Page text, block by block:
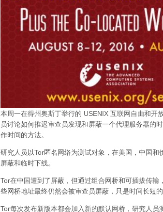
本周一在得州奥斯丁举行的 USENIX 互联网自由和开
员讨论如何推迟审查员发现和屏蔽一个代理服务器的
作时间的方法。
研究人员以Tor匿名网络为测试对象，在美国，中国
屏蔽和临时下线。
Tor在中国遭到了屏蔽，但通过组合网桥和可插拔传
些网桥地址最终仍然会被审查员屏蔽 ，只是时间长短的
Tor每次发布新版本都会加入新的默认网桥，研究人